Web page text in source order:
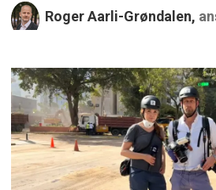
Roger Aarli-Grøndalen,